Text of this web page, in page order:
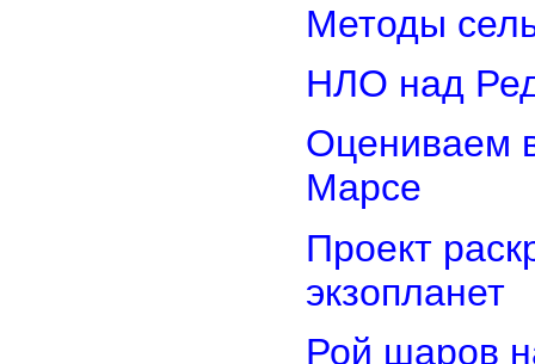
Методы
НЛО над
Оцениваем
Марсе
Проект
экзопланет
Рой шаров